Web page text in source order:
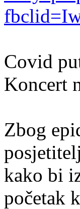
Covid
Koncert
Zbog
kako bi
početak